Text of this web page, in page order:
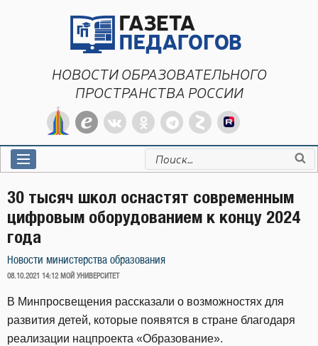
НОВОСТИ ОБРАЗОВАТЕЛЬНОГО
ПРОСТРАНСТВА РОССИИ
Искать:
30 тысяч школ оснастят современным
цифровым оборудованием к концу 2024
года
Новости министерства образования
ОПУБЛИКОВАНО
08.10.2021 14:12 МОЙ УНИВЕРСИТЕТ
В Минпросвещения рассказали о возможностях для
развития детей, которые появятся в стране благодаря
реализации нацпроекта «Образование».